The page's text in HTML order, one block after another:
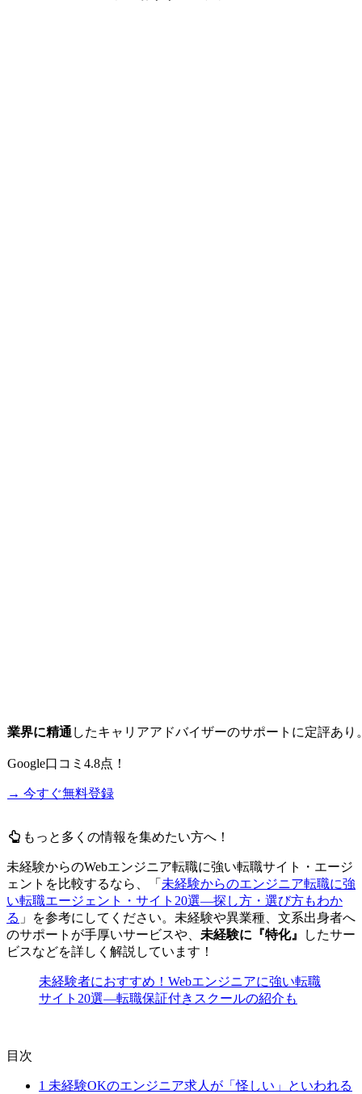
業界に精通 したキャリアアドバイザーのサポートに定評あり
Google口コミ4.8点！
→ 今すぐ無料登録
もっと多くの情報を集めたい方へ！
未経験からのWebエンジニア転職に強い転職サイト・エージ
ェントを比較するなら、「 未経験からのエンジニア転職に強
い転職エージェント・サイト20選―探し方・選び方もわか
る 」を参考にしてください。未経験や異業種、文系出身者へ
のサポートが手厚いサービスや、 未経験に『特化』
したサー
ビスなどを詳しく解説しています！
未経験者におすすめ！Webエンジニアに強い転職
サイト20選―転職保証付きスクールの紹介も
目次
1 未経験OKのエンジニア求人が「怪しい」といわれる